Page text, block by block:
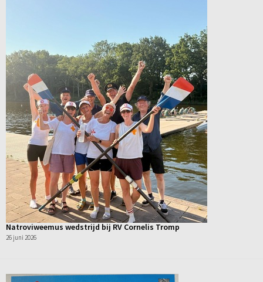
Natroviweemus wedstrijd bij RV Cornelis Tromp
26 juni 2026